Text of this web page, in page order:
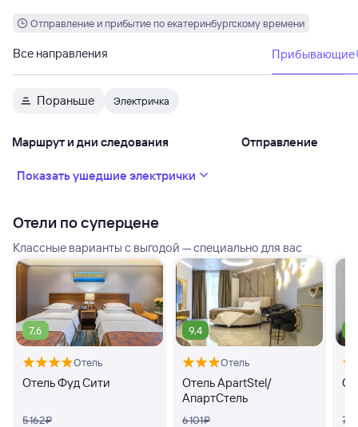
бесплатный провоз одного средства передвижения.
Отправление и прибытие по екатеринбургскому времени
Все направления Прибывающие
Пораньше Электричка
Маршрут и дни следования Отправление
Показать ушедшие электрички
Отели по суперцене
Классные варианты с выгодой — специально для вас
7,6
Отель
Отель Фуд Сити
5 ⁠162 ⁠₽
9,4
Отель
Отель ApartStel/
АпартСтель
6 ⁠101 ⁠₽ 7